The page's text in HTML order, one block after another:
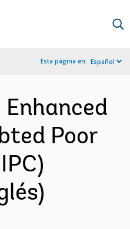
Esta página en: Español
Poor